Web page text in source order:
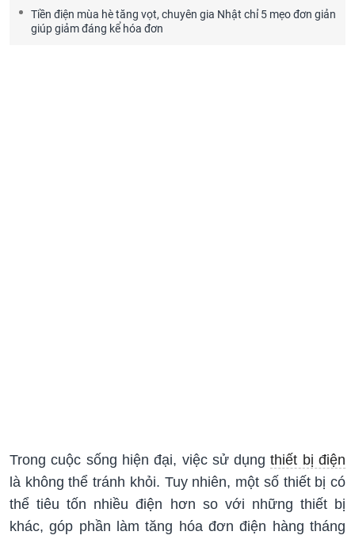
Tiền điện mùa hè tăng vọt, chuyên gia Nhật chỉ 5 mẹo đơn giản
giúp giảm đáng kể hóa đơn
Trong cuộc sống hiện đại, việc sử dụngthiết bị điện
là không thể tránh khỏi. Tuy nhiên, một số thiết bị có
thể tiêu tốn nhiều điện hơn so với những thiết bị
khác, góp phần làm tăng hóa đơn điện hàng tháng